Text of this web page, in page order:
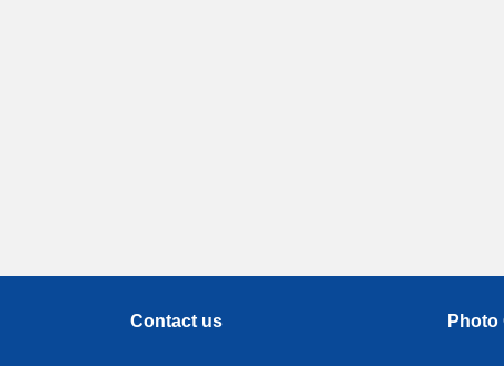
Contact us Photo